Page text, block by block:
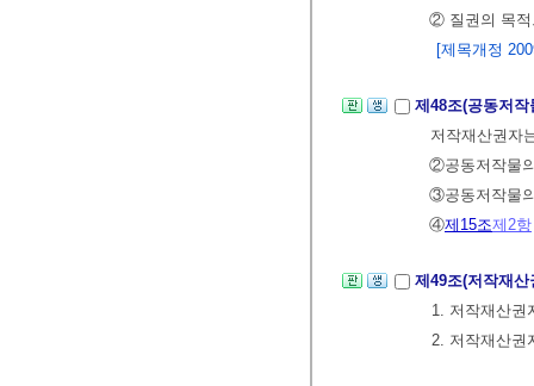
② 질권의 목적
[제목개정
제48조(공동저
저작재산권자
②공동저작물
③공동저작물
④제15조제2항
제49조(저작재
1. 저작재산권
2. 저작재산권